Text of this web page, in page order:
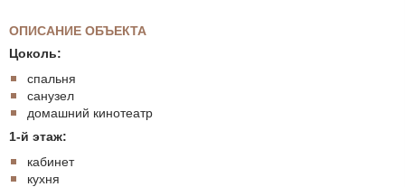
ОПИСАНИЕ ОБЪЕКТА
Цоколь:
спальня
санузел
домашний кинотеатр
1-й этаж:
кабинет
кухня